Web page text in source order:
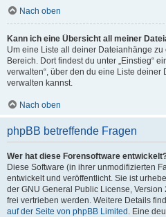
Nach oben
Kann ich eine Übersicht all meiner
Um eine Liste all deiner Dateianhänge
Bereich. Dort findest du unter „Einstieg“
verwalten“, über den du eine Liste
verwalten kannst.
Nach oben
phpBB betreffende Fragen
Wer hat diese Forensoftware
Diese Software (in ihrer unmodifizierten
entwickelt und veröffentlicht. Sie ist
der GNU General Public License,
frei vertrieben werden. Weitere Details
auf der Seite von phpBB Limited . Eine